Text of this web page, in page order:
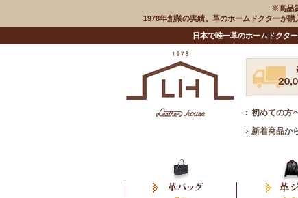
※高品
1978年創業の実績。革のホームドクターが
日本で唯一革のホームドクタ
初めての方
新着商品か